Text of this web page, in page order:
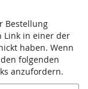
Bestellung
Link in einer der
haben. Wenn
folgenden
anzufordern.